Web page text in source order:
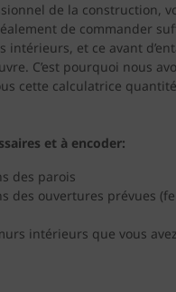
de la construction,
de commander
intérieurs, et ce avant
C’est pourquoi nous
cette calculatrice
et à encoder:
des parois
des ouvertures prévues
intérieurs que vous